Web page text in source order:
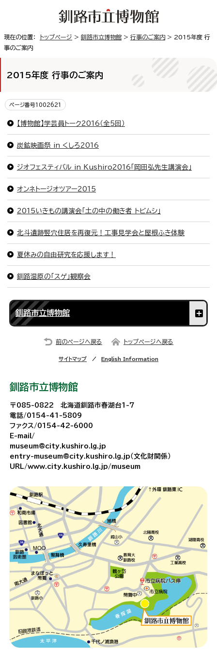
現在の位置： トップページ > 釧路市立博物館 > 行事のご案内 > 2015年度 行
事のご案内
2015年度 行事のご案内
ページ番号1002621
【博物館】学芸員トーク2016（全5回）
炭鉱映画祭 in くしろ2016
ジオフェスティバル in Kushiro2016「岡田弘先生講演会」
オンネトージオツアー2015
2015いきもの講演会「土の中の働き者 トビムシ」
北斗遺跡竪穴住居を再復元！工事見学会と屋根ふき体験
夏休みの自由研究を応援します！
釧路湿原の「スゲ」観察会
釧路市立博物館
前のページへ戻る トップページへ戻る
サイトマップ English Information
釧路市立博物館
〒085-0822 北海道釧路市春湖台1-7
電話/0154-41-5809
ファクス/0154-42-6000
E-mail/
museum@city.kushiro.lg.jp
entry-museum@city.kushiro.lg.jp（文化財関係）
URL/www.city.kushiro.lg.jp/museum